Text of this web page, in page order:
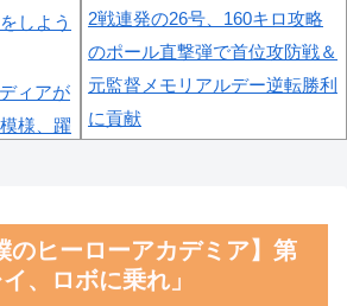
しよう
ィアが
様、躍
屈みで
散され
2戦連発の26号、160キロ攻略
のポール直撃弾で首位攻防戦＆
元監督メモリアルデー逆転勝利
に貢献
に海外が大騒ぎ
外国人「親子丼という日本の
料理の直訳を知ってしまっ
のヒーローアカデミア】第
、ロボに乗れ」